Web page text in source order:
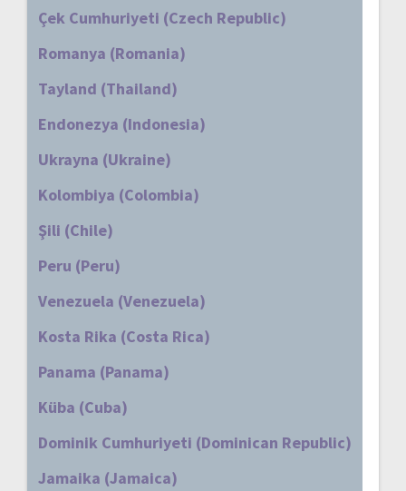
Çek Cumhuriyeti (Czech Republic)
Romanya (Romania)
Tayland (Thailand)
Endonezya (Indonesia)
Ukrayna (Ukraine)
Kolombiya (Colombia)
Şili (Chile)
Peru (Peru)
Venezuela (Venezuela)
Kosta Rika (Costa Rica)
Panama (Panama)
Küba (Cuba)
Dominik Cumhuriyeti (Dominican Republic)
Jamaika (Jamaica)